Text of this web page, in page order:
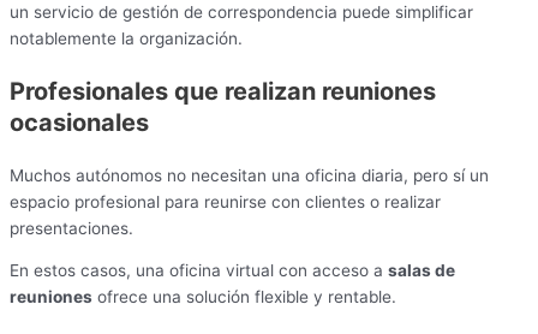
un servicio de gestión de correspondencia puede simplificar
notablemente la organización.
Profesionales que realizan reuniones
ocasionales
Muchos autónomos no necesitan una oficina diaria, pero sí un
espacio profesional para reunirse con clientes o realizar
presentaciones.
En estos casos, una oficina virtual con acceso a salas de
reuniones ofrece una solución flexible y rentable.